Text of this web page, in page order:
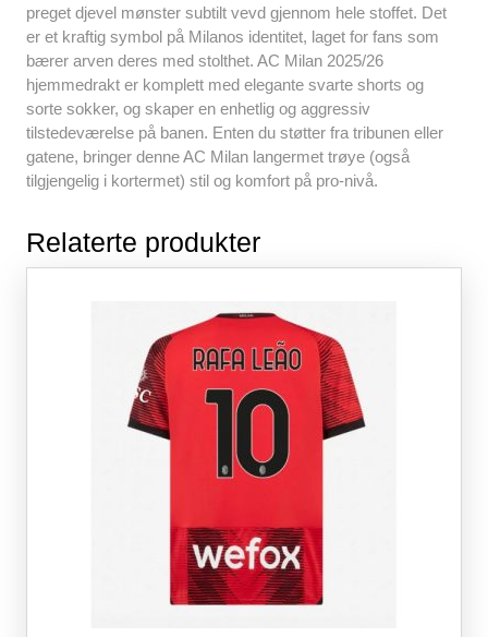
preget djevel mønster subtilt vevd gjennom hele stoffet. Det
er et kraftig symbol på Milanos identitet, laget for fans som
bærer arven deres med stolthet. AC Milan 2025/26
hjemmedrakt er komplett med elegante svarte shorts og
sorte sokker, og skaper en enhetlig og aggressiv
tilstedeværelse på banen. Enten du støtter fra tribunen eller
gatene, bringer denne AC Milan langermet trøye (også
tilgjengelig i kortermet) stil og komfort på pro-nivå.
Relaterte produkter